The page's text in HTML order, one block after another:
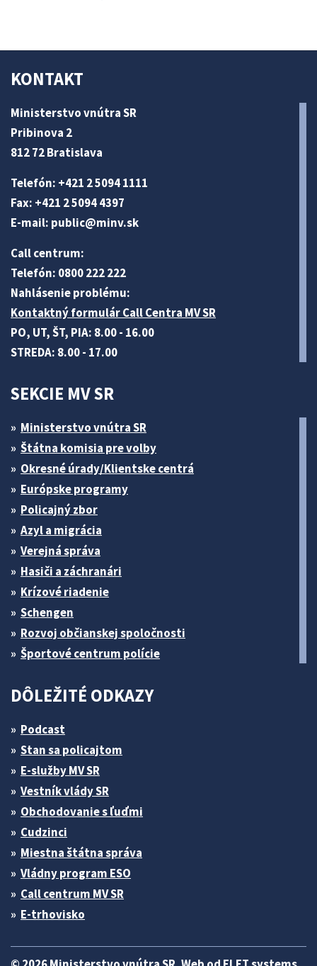
KONTAKT
Ministerstvo vnútra SR
Pribinova 2
812 72 Bratislava
Telefón: +421 2 5094 1111
Fax: +421 2 5094 4397
E-mail: public@minv.sk
Call centrum:
Telefón: 0800 222 222
Nahlásenie problému:
Kontaktný formulár Call Centra MV SR
PO, UT, ŠT, PIA: 8.00 - 16.00
STREDA: 8.00 - 17.00
SEKCIE MV SR
Ministerstvo vnútra SR
Štátna komisia pre volby
Okresné úrady/Klientske centrá
Európske programy
Policajný zbor
Azyl a migrácia
Verejná správa
Hasiči a záchranári
Krízové riadenie
Schengen
Rozvoj občianskej spoločnosti
Športové centrum polície
DÔLEŽITÉ ODKAZY
Podcast
Stan sa policajtom
E-služby MV SR
Vestník vlády SR
Obchodovanie s ľuďmi
Cudzinci
Miestna štátna správa
Vládny program ESO
Call centrum MV SR
E-trhovisko